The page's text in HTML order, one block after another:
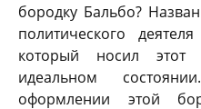
бородку Бальбо?
политического
который носил
идеальном
оформлении этой